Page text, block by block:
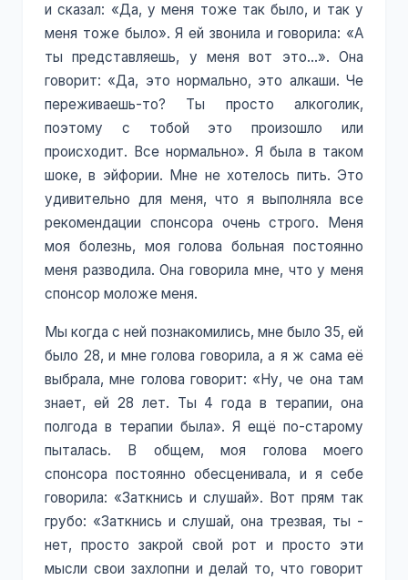
и сказал: «Да, у меня тоже так было, и так у
меня тоже было». Я ей звонила и говорила: «А
ты представляешь, у меня вот это…». Она
говорит: «Да, это нормально, это алкаши. Че
переживаешь-то? Ты просто алкоголик,
поэтому с тобой это произошло или
происходит. Все нормально». Я была в таком
шоке, в эйфории. Мне не хотелось пить. Это
удивительно для меня, что я выполняла все
рекомендации спонсора очень строго. Меня
моя болезнь, моя голова больная постоянно
меня разводила. Она говорила мне, что у меня
спонсор моложе меня.
Мы когда с ней познакомились, мне было 35, ей
было 28, и мне голова говорила, а я ж сама её
выбрала, мне голова говорит: «Ну, че она там
знает, ей 28 лет. Ты 4 года в терапии, она
полгода в терапии была». Я ещё по-старому
пыталась. В общем, моя голова моего
спонсора постоянно обесценивала, и я себе
говорила: «Заткнись и слушай». Вот прям так
грубо: «Заткнись и слушай, она трезвая, ты -
нет, просто закрой свой рот и просто эти
мысли свои захлопни и делай то, что говорит